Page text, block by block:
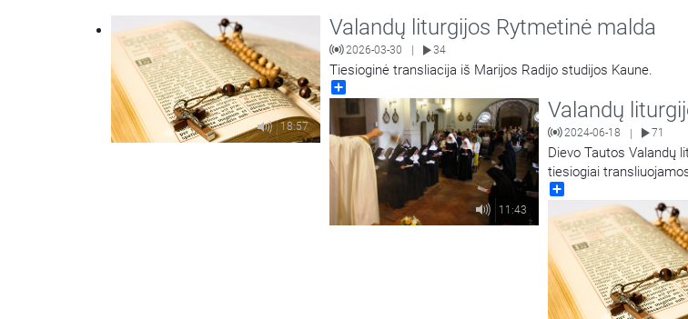
18:57
Valandų liturgijos Rytmetinė malda
2026-03-30 34
Tiesioginė transliacija iš Marijos Radijo studijos Kaune.
11:43
Valandų
2024-06-18 | 71
Dievo Tautos Valandų
tiesiogiai
vienuolyno Kaune.